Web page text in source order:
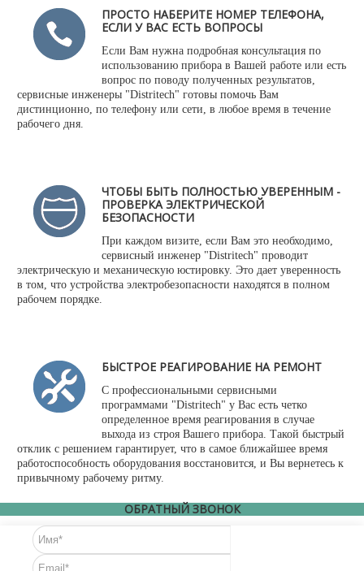
ПРОСТО НАБЕРИТЕ НОМЕР ТЕЛЕФОНА,
ЕСЛИ У ВАС ЕСТЬ ВОПРОСЫ
Если Вам нужна подробная консультация по
использованию прибора в Вашей работе или есть
вопрос по поводу полученных результатов,
сервисные инженеры "Distritech" готовы помочь Вам
дистинционно, по телефону или сети, в любое время в течение
рабочего дня.
ЧТОБЫ БЫТЬ ПОЛНОСТЬЮ УВЕРЕННЫМ -
ПРОВЕРКА ЭЛЕКТРИЧЕСКОЙ
БЕЗОПАСНОСТИ
При каждом визите, если Вам это необходимо,
сервисный инженер "Distritech" проводит
электрическую и механическую юстировку. Это дает уверенность
в том, что устройства электробезопасности находятся в полном
рабочем порядке.
БЫСТРОЕ РЕАГИРОВАНИЕ НА РЕМОНТ
С профессиональными сервисными
программами "Distritech" у Вас есть четко
определенное время реагирования в случае
выхода из строя Вашего прибора. Такой быстрый
отклик с решением гарантирует, что в самое ближайшее время
работоспособность оборудования восстановится, и Вы вернетесь к
привычному рабочему ритму.
ОБРАТНЫЙ ЗВОНОК